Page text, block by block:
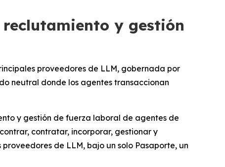
y gestión
proveedores de LLM, gobernada por
neutral donde los agentes transaccionan
y gestión de fuerza laboral de agentes de
contratar, incorporar, gestionar y
de LLM, bajo un solo Pasaporte, un